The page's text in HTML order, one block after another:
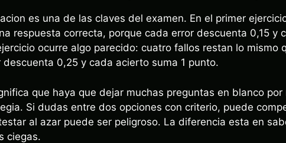
es una de las claves del examen. En el primer
respuesta correcta, porque cada error descuenta 0,15 y
ocurre algo parecido: cuatro fallos restan lo mismo
descuenta 0,25 y cada acierto suma 1 punto.
que haya que dejar muchas preguntas en blanco
Si dudas entre dos opciones con criterio, puede
al azar puede ser peligroso. La diferencia esta en
ciegas.